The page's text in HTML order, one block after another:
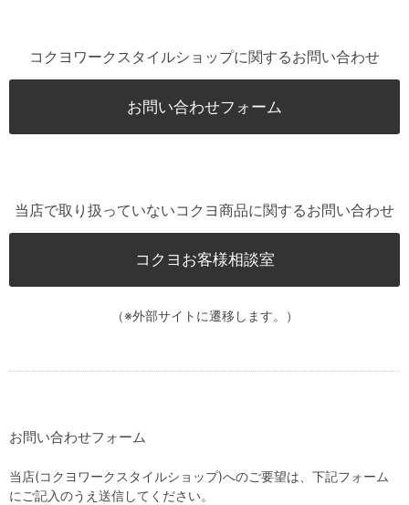
コクヨワークスタイルショップに関するお問い合わせ
お問い合わせフォーム
当店で取り扱っていないコクヨ商品に関するお問い合わせ
コクヨお客様相談室
（※外部サイトに遷移します。）
お問い合わせフォーム
当店(コクヨワークスタイルショップ)へのご要望は、下記フォーム
にご記入のうえ送信してください。